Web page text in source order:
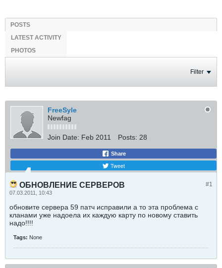
POSTS
LATEST ACTIVITY
PHOTOS
Filter
FreeSyle
Newfag
Join Date: Feb 2011 Posts: 28
Share
Tweet
#1
ОБНОВЛЕНИЕ СЕРВЕРОВ
07.03.2011, 10:43
обновите сервера 59 патч исправили а то эта проблема с
кланами уже надоела их каждую карту по новому ставить
надо!!!!
Tags: None